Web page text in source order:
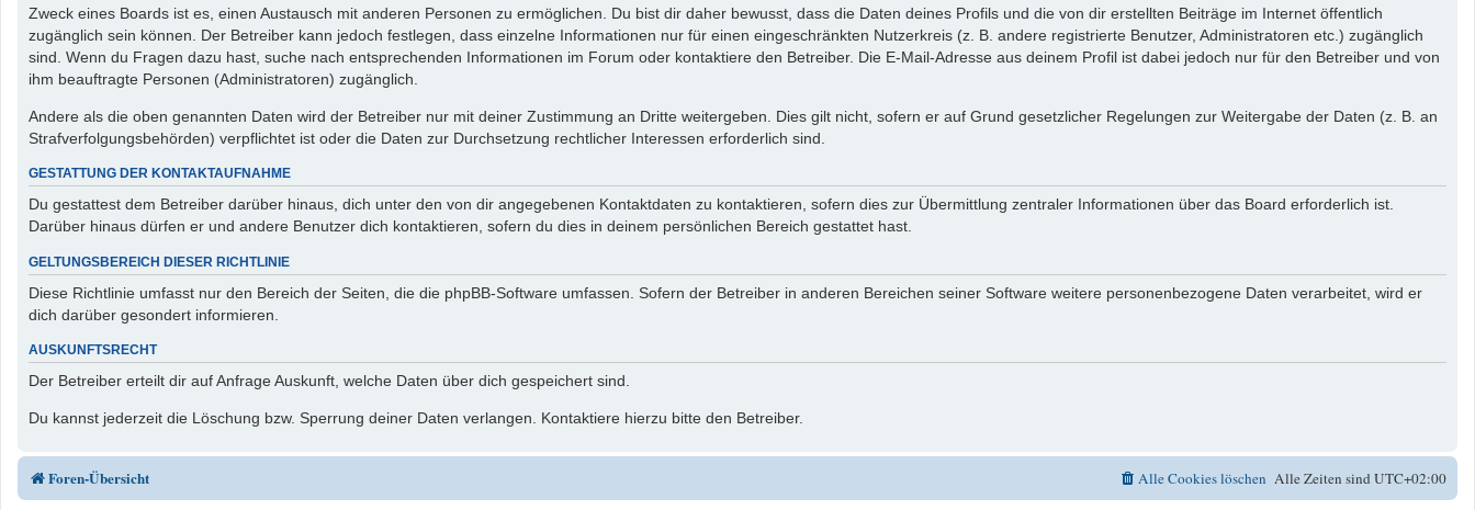
Zweck eines Boards ist es, einen Austausch mit anderen Personen zu ermöglichen. Du bist dir daher bewusst, dass die Daten deines Profils und die von dir erstellten Beiträge im Internet öffentlich
zugänglich sein können. Der Betreiber kann jedoch festlegen, dass einzelne Informationen nur für einen eingeschränkten Nutzerkreis (z. B. andere registrierte Benutzer, Administratoren etc.) zugänglich
sind. Wenn du Fragen dazu hast, suche nach entsprechenden Informationen im Forum oder kontaktiere den Betreiber. Die E-Mail-Adresse aus deinem Profil ist dabei jedoch nur für den Betreiber und von
ihm beauftragte Personen (Administratoren) zugänglich.
Andere als die oben genannten Daten wird der Betreiber nur mit deiner Zustimmung an Dritte weitergeben. Dies gilt nicht, sofern er auf Grund gesetzlicher Regelungen zur Weitergabe der Daten (z. B. an
Strafverfolgungsbehörden) verpflichtet ist oder die Daten zur Durchsetzung rechtlicher Interessen erforderlich sind.
GESTATTUNG DER KONTAKTAUFNAHME
Du gestattest dem Betreiber darüber hinaus, dich unter den von dir angegebenen Kontaktdaten zu kontaktieren, sofern dies zur Übermittlung zentraler Informationen über das Board erforderlich ist.
Darüber hinaus dürfen er und andere Benutzer dich kontaktieren, sofern du dies in deinem persönlichen Bereich gestattet hast.
GELTUNGSBEREICH DIESER RICHTLINIE
Diese Richtlinie umfasst nur den Bereich der Seiten, die die phpBB-Software umfassen. Sofern der Betreiber in anderen Bereichen seiner Software weitere personenbezogene Daten verarbeitet, wird er
dich darüber gesondert informieren.
AUSKUNFTSRECHT
Der Betreiber erteilt dir auf Anfrage Auskunft, welche Daten über dich gespeichert sind.
Du kannst jederzeit die Löschung bzw. Sperrung deiner Daten verlangen. Kontaktiere hierzu bitte den Betreiber.
Foren-Übersicht Alle Zeiten sindUTC+02:00
Alle Cookies löschen